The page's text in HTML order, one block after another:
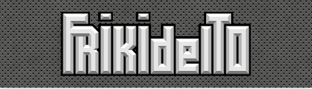
Saltar
al
contenido